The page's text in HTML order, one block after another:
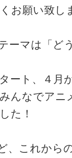
お願い致し
ーマは「ど
ート、４月
んなでアニ
した！
、これから